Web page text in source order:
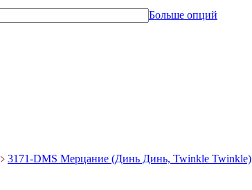
Больше опций
3171-DMS Мерцание (Динь Динь, Twinkle Twinkle)